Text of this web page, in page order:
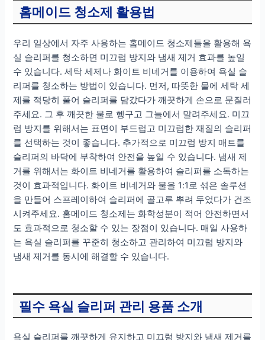
홈메이드 청소제 활용법
우리 일상에서 자주 사용하는 홈메이드 청소제들을 활용해 욕
실 슬리퍼를 청소하면 미끄럼 방지와 냄새 제거 효과를 높일
수 있습니다. 세탁 세제나 화이트 비네거를 이용하여 욕실 슬
리퍼를 청소하는 방법이 있습니다. 먼저, 따뜻한 물에 세탁 세
제를 적당히 풀어 슬리퍼를 담갔다가 깨끗하게 손으로 문질러
주세요. 그 후 깨끗한 물로 헹구고 그늘에서 말려주세요. 미끄
럼 방지를 위해서는 표면이 부드럽고 미끄럼한 재질의 슬리퍼
를 선택하는 것이 좋습니다. 추가적으로 미끄럼 방지 매트를
슬리퍼의 바닥에 부착하여 안전을 높일 수 있습니다. 냄새 제
거를 위해서는 화이트 비네거를 활용하여 슬리퍼를 소독하는
것이 효과적입니다. 화이트 비네거와 물을 1:1로 섞은 솔루션
을 만들어 스프레이하여 슬리퍼에 골고루 뿌려 두었다가 건조
시켜주세요. 홈메이드 청소제는 화학성분이 적어 안전하면서
도 효과적으로 청소할 수 있는 장점이 있습니다. 매일 사용하
는 욕실 슬리퍼를 꾸준히 청소하고 관리하여 미끄럼 방지와
냄새 제거를 동시에 해결할 수 있습니다.
필수 욕실 슬리퍼 관리 용품 소개
욕실 슬리퍼를 깨끗하게 유지하고 미끄럼 방지와 냄새 제거를